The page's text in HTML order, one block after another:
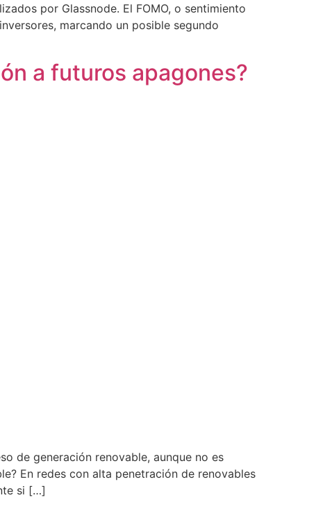
por Glassnode. El FOMO, o sentimiento
marcando un posible segundo
a futuros apagones?
de generación renovable, aunque no es
En redes con alta penetración de renovables
si […]